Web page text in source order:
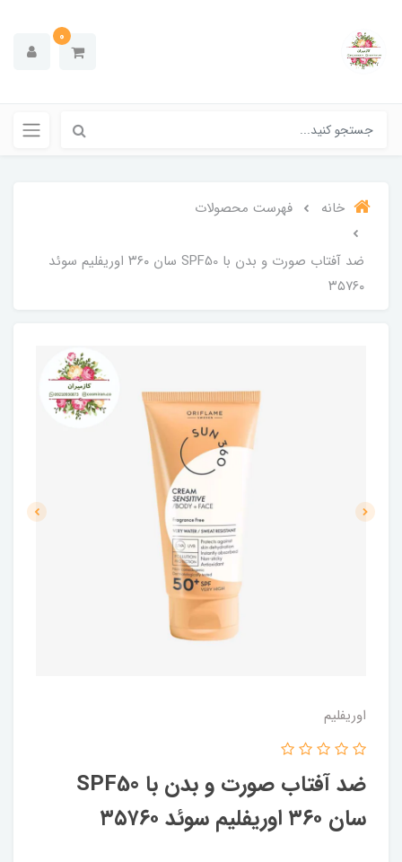
0
خانه فهرست محصولات
ضد آفتاب صورت و بدن با SPF50 سان ۳۶۰ اوریفلیم سوئد
۳۵۷۶۰
اوریفلیم
ضد آفتاب صورت و بدن با SPF50
سان ۳۶۰ اوریفلیم سوئد ۳۵۷۶۰